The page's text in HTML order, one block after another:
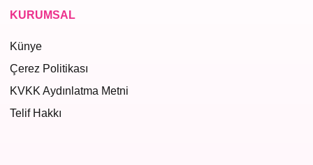
KURUMSAL
Künye
Çerez Politikası
KVKK Aydınlatma Metni
Telif Hakkı